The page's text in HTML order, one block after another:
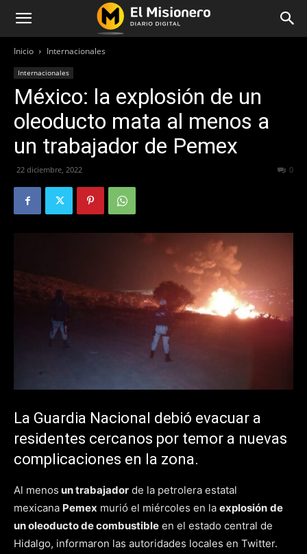
Inicio Internacionales
Internacionales
México: la explosión de un
oleoducto mata al menos a
un trabajador de Pemex
22 diciembre, 2022 0
La Guardia Nacional debió evacuar a
residentes cercanos por temor a nuevas
complicaciones en la zona.
Al menos un trabajador de la petrolera estatal
mexicana Pemex murió el miércoles en la explosión de
un oleoducto de combustible en el estado central de
Hidalgo, informaron las autoridades locales en Twitter.